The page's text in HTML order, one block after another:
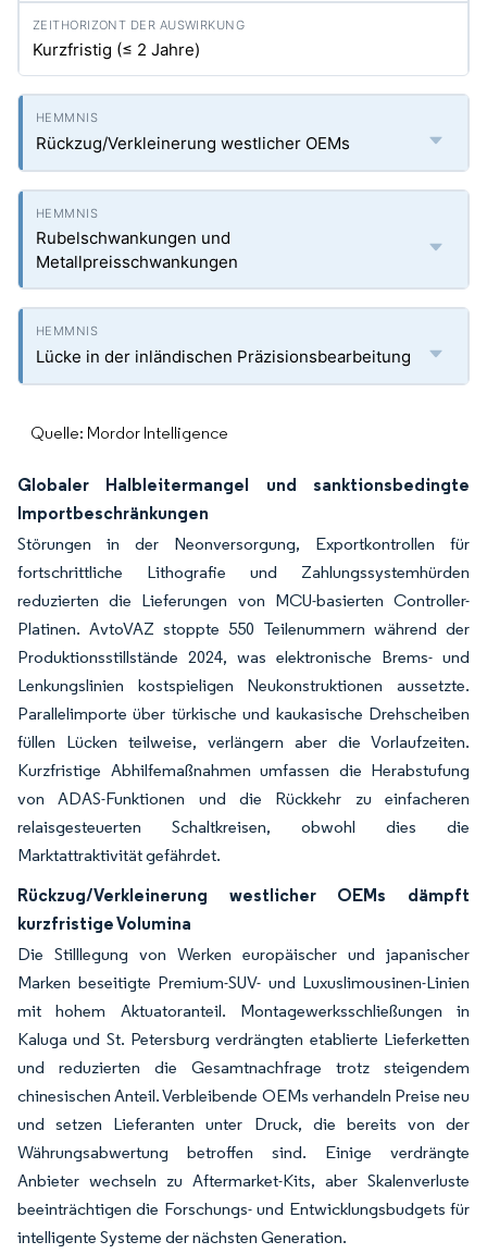
Kurzfristig (≤ 2 Jahre)
Rückzug/Verkleinerung westlicher OEMs
Rubelschwankungen und
Metallpreisschwankungen
Lücke in der inländischen Präzisionsbearbeitung
Quelle: Mordor Intelligence
Globaler Halbleitermangel und sanktionsbedingte
Importbeschränkungen
Störungen in der Neonversorgung, Exportkontrollen für
fortschrittliche Lithografie und Zahlungssystemhürden
reduzierten die Lieferungen von MCU-basierten Controller-
Platinen. AvtoVAZ stoppte 550 Teilenummern während der
Produktionsstillstände 2024, was elektronische Brems- und
Lenkungslinien kostspieligen Neukonstruktionen aussetzte.
Parallelimporte über türkische und kaukasische Drehscheiben
füllen Lücken teilweise, verlängern aber die Vorlaufzeiten.
Kurzfristige Abhilfemaßnahmen umfassen die Herabstufung
von ADAS-Funktionen und die Rückkehr zu einfacheren
relaisgesteuerten Schaltkreisen, obwohl dies die
Marktattraktivität gefährdet.
Rückzug/Verkleinerung westlicher OEMs dämpft
kurzfristige Volumina
Die Stilllegung von Werken europäischer und japanischer
Marken beseitigte Premium-SUV- und Luxuslimousinen-Linien
mit hohem Aktuatoranteil. Montagewerksschließungen in
Kaluga und St. Petersburg verdrängten etablierte Lieferketten
und reduzierten die Gesamtnachfrage trotz steigendem
chinesischen Anteil. Verbleibende OEMs verhandeln Preise neu
und setzen Lieferanten unter Druck, die bereits von der
Währungsabwertung betroffen sind. Einige verdrängte
Anbieter wechseln zu Aftermarket-Kits, aber Skalenverluste
beeinträchtigen die Forschungs- und Entwicklungsbudgets für
intelligente Systeme der nächsten Generation.